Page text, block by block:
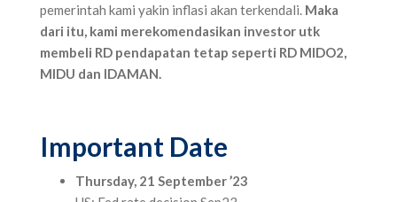
pemerintah kami yakin inflasi akan terkendali. Maka
dari itu, kami merekomendasikan investor utk
membeli RD pendapatan tetap seperti RD MIDO2,
MIDU dan IDAMAN.
Important Date
Thursday, 21 September ’23